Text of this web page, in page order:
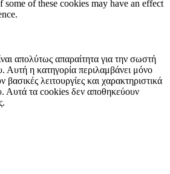
of these cookies may have an effect
απολύτως απαραίτητα για την σωστή
Αυτή η κατηγορία περιλαμβάνει μόνο
λειτουργίες και χαρακτηριστικά
Αυτά τα cookies δεν αποθηκεύουν